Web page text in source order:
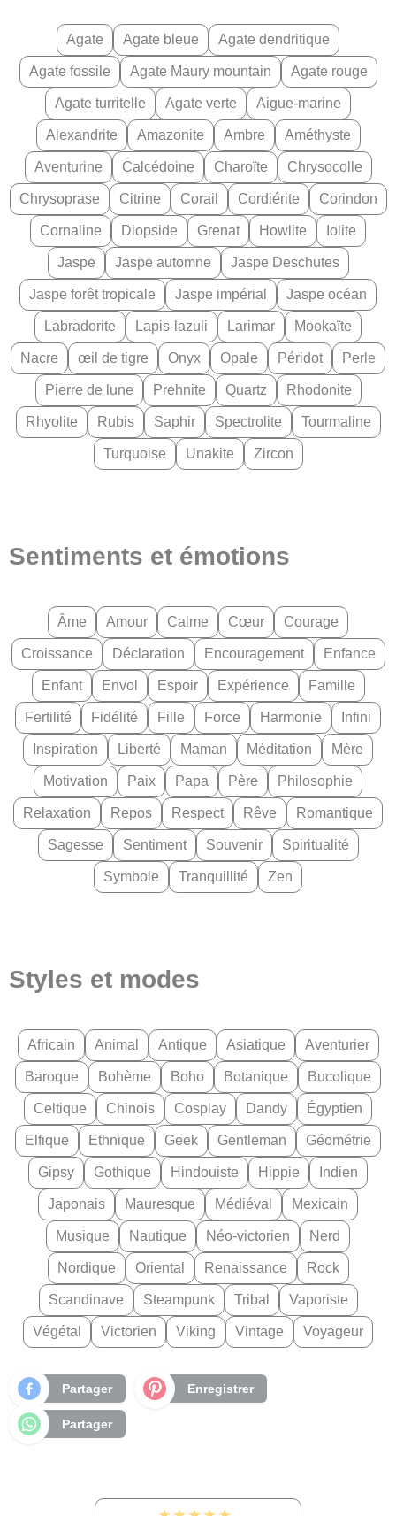
Agate Agate bleue Agate dendritique
Agate fossile Agate Maury mountain Agate rouge
Agate turritelle Agate verte Aigue-marine
Alexandrite Amazonite Ambre Améthyste
Aventurine Calcédoine Charoïte Chrysocolle
Chrysoprase Citrine Corail Cordiérite Corindon
Cornaline Diopside Grenat Howlite Iolite
Jaspe Jaspe automne Jaspe Deschutes
Jaspe forêt tropicale Jaspe impérial Jaspe océan
Labradorite Lapis-lazuli Larimar Mookaïte
Nacre œil de tigre Onyx Opale Péridot Perle
Pierre de lune Prehnite Quartz Rhodonite
Rhyolite Rubis Saphir Spectrolite Tourmaline
Turquoise Unakite Zircon
Sentiments et émotions
Âme Amour Calme Cœur Courage
Croissance Déclaration Encouragement Enfance
Enfant Envol Espoir Expérience Famille
Fertilité Fidélité Fille Force Harmonie Infini
Inspiration Liberté Maman Méditation Mère
Motivation Paix Papa Père Philosophie
Relaxation Repos Respect Rêve Romantique
Sagesse Sentiment Souvenir Spiritualité
Symbole Tranquillité Zen
Styles et modes
Africain Animal Antique Asiatique Aventurier
Baroque Bohème Boho Botanique Bucolique
Celtique Chinois Cosplay Dandy Égyptien
Elfique Ethnique Geek Gentleman Géométrie
Gipsy Gothique Hindouiste Hippie Indien
Japonais Mauresque Médiéval Mexicain
Musique Nautique Néo-victorien Nerd
Nordique Oriental Renaissance Rock
Scandinave Steampunk Tribal Vaporiste
Végétal Victorien Viking Vintage Voyageur
Partager Enregistrer
Partager